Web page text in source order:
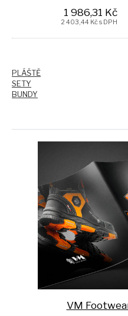
1 986,31 Kč
2 403,44 Kč s DPH
PLÁŠTĚ
SETY
BUNDY
VM